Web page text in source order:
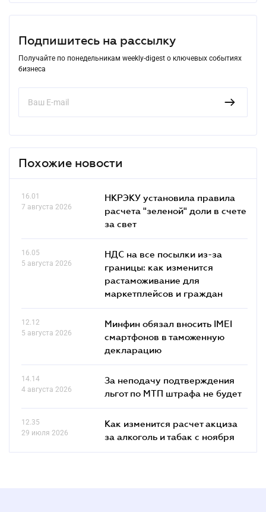
Подпишитесь на рассылку
Получайте по понедельникам weekly-digest о ключевых событиях
бизнеса
Похожие новости
16.01
7 августа 2026
НКРЭКУ установила правила
расчета "зеленой" доли в счете
за свет
16.05
5 августа 2026
НДС на все посылки из-за
границы: как изменится
растаможивание для
маркетплейсов и граждан
12.12
5 августа 2026
Минфин обязал вносить IMEI
смартфонов в таможенную
декларацию
14.14
4 августа 2026
За неподачу подтверждения
льгот по МТП штрафа не будет
12.35
29 июля 2026
Как изменится расчет акциза
за алкоголь и табак с ноября